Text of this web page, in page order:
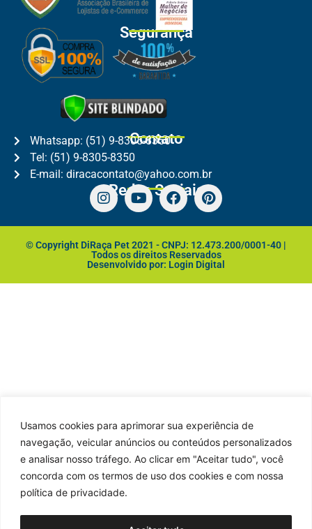
Usamos cookies para aprimorar sua experiência de
navegação, veicular anúncios ou conteúdos personalizados
e analisar nosso tráfego. Ao clicar em "Aceitar tudo", você
concorda com os termos de uso dos cookies e com nossa
política de privacidade.
Segurança
Contato
Whatsapp: (51) 9-8305-8350
Tel: (51) 9-8305-8350
E-mail: diracacontato@yahoo.com.br
Redes Sociais
© Copyright DiRaça Pet 2021 - CNPJ: 12.473.200/0001-40 |
Todos os direitos Reservados
Desenvolvido por: Login Digital